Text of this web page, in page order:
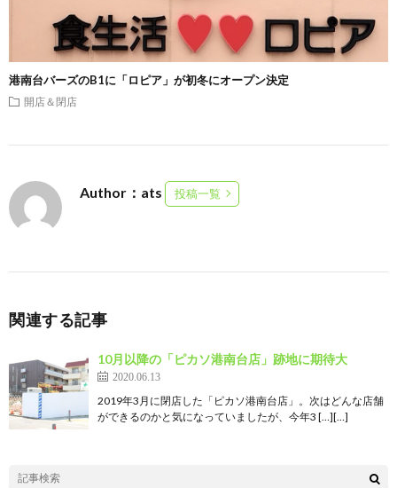
港南台バーズのB1に「ロピア」が初冬にオープン決定
開店＆閉店
Author：ats 投稿一覧
関連する記事
10月以降の「ピカソ港南台店」跡地に期待大
2020.06.13
2019年3月に閉店した「ピカソ港南台店」。次はどんな店舗
ができるのかと気になっていましたが、今年3 […][…]